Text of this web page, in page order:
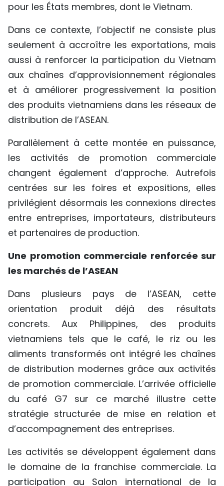
pour les États membres, dont le Vietnam.
Dans ce contexte, l’objectif ne consiste plus
seulement à accroître les exportations, mais
aussi à renforcer la participation du Vietnam
aux chaînes d’approvisionnement régionales
et à améliorer progressivement la position
des produits vietnamiens dans les réseaux de
distribution de l’ASEAN.
Parallèlement à cette montée en puissance,
les activités de promotion commerciale
changent également d’approche. Autrefois
centrées sur les foires et expositions, elles
privilégient désormais les connexions directes
entre entreprises, importateurs, distributeurs
et partenaires de production.
Une promotion commerciale renforcée sur
les marchés de l’ASEAN
Dans plusieurs pays de l’ASEAN, cette
orientation produit déjà des résultats
concrets. Aux Philippines, des produits
vietnamiens tels que le café, le riz ou les
aliments transformés ont intégré les chaînes
de distribution modernes grâce aux activités
de promotion commerciale. L’arrivée officielle
du café G7 sur ce marché illustre cette
stratégie structurée de mise en relation et
d’accompagnement des entreprises.​
Les activités se développent également dans
le domaine de la franchise commerciale. La
participation au Salon international de la